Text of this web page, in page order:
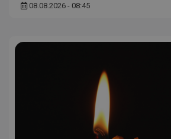
08.08.2026 - 08:45